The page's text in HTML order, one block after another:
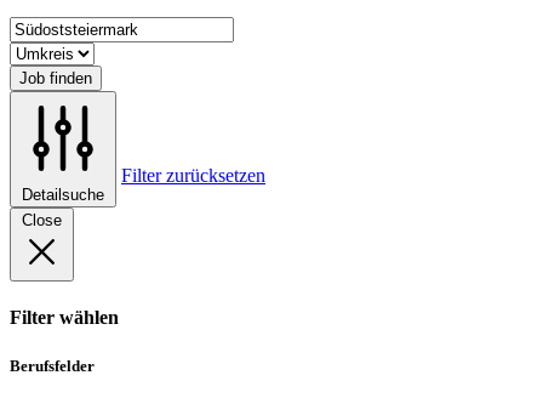
Job finden
Detailsuche
Filter zurücksetzen
Close
Filter wählen
Berufsfelder